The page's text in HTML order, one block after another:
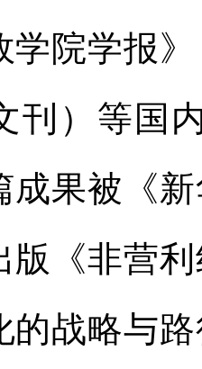
学院学报
刊）等国
成果被《
版《非营
的战略与